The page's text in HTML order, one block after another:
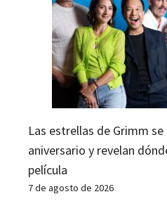
Las estrellas de Grimm se
aniversario y revelan
película
7 de agosto de 2026